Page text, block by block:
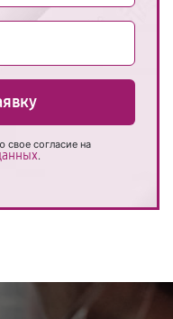
свое согласие на
.